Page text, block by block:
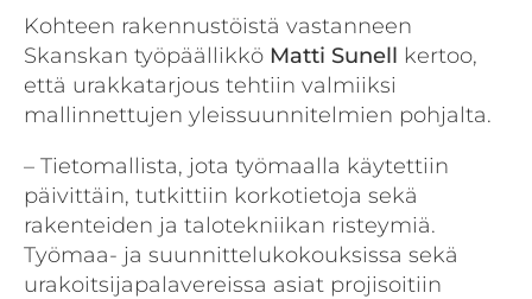
Kohteen rakennustöistä vastanneen
Skanskan työpäällikkö Matti Sunell kertoo,
että urakkatarjous tehtiin valmiiksi
mallinnettujen yleissuunnitelmien pohjalta.
– Tietomallista, jota työmaalla käytettiin
päivittäin, tutkittiin korkotietoja sekä
rakenteiden ja talotekniikan risteymiä.
Työmaa- ja suunnittelukokouksissa sekä
urakoitsijapalavereissa asiat projisoitiin